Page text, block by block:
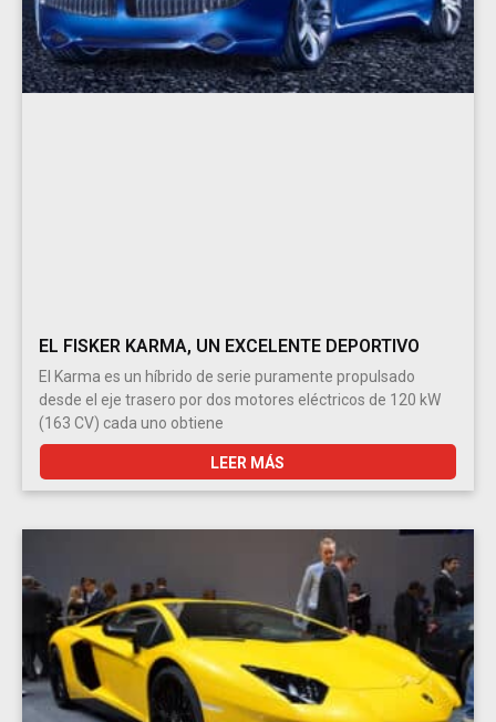
EL FISKER KARMA, UN EXCELENTE DEPORTIVO
El Karma es un híbrido de serie puramente propulsado
desde el eje trasero por dos motores eléctricos de 120 kW
(163 CV) cada uno obtiene
LEER MÁS